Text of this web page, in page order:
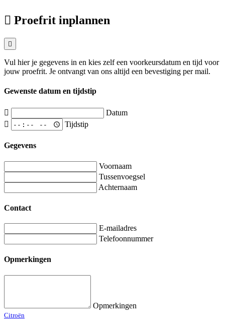
Proefrit inplannen
Vul hier je gegevens in en kies zelf een voorkeursdatum en tijd voor
jouw proefrit. Je ontvangt van ons altijd een bevestiging per mail.
Gewenste datum en tijdstip
Datum
Tijdstip
Gegevens
Voornaam
Tussenvoegsel
Achternaam
Contact
E-mailadres
Telefoonnummer
Opmerkingen
Opmerkingen
Citroën